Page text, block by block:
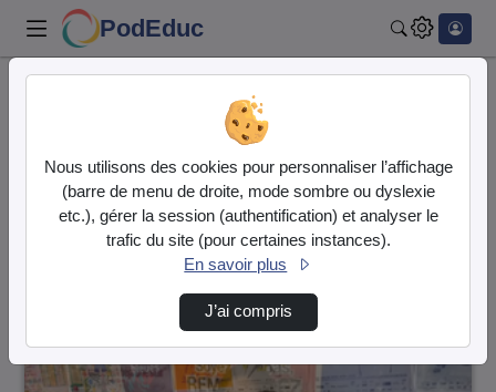
PodEduc
6 vidéos trouvées
Audio Vidéo
Direction de tri
Nous utilisons des cookies pour personnaliser l’affichage
(barre de menu de droite, mode sombre ou dyslexie
etc.), gérer la session (authentification) et analyser le
trafic du site (pour certaines instances).
En savoir plus
J’ai compris